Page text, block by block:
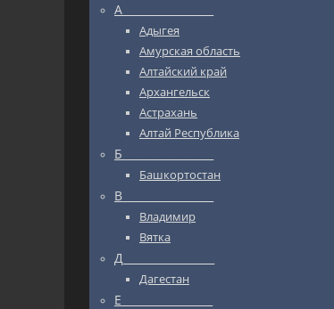
А_________________
Адыгея
Амурская область
Алтайский край
Архангельск
Астрахань
Алтай Республика
Б_________________
Башкортостан
В_________________
Владимир
Вятка
Д_________________
Дагестан
Е_________________